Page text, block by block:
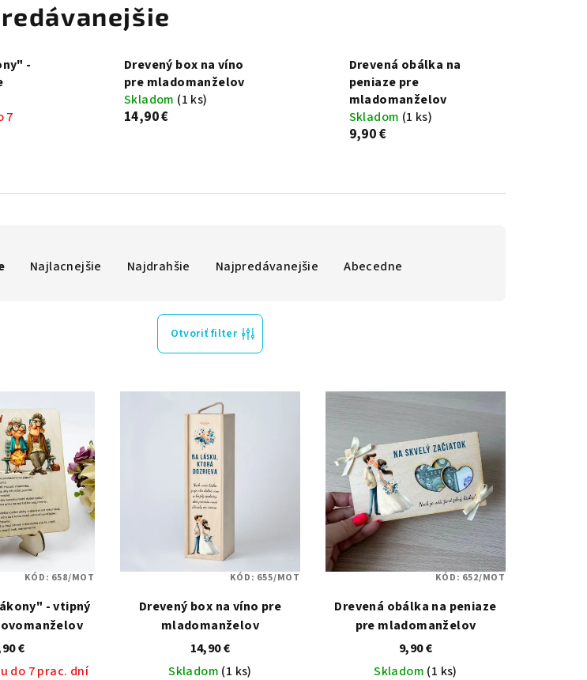
-
7
Drevený box na víno
pre mladomanželov
Skladom (1 ks)
14,90 €
Drevená obálka na
peniaze pre
mladomanželov
Skladom (1 ks)
9,90 €
Najlacnejšie Najdrahšie Najpredávanejšie Abecedne
Otvoriť filter
- vtipný
€
do 7 prac. dní
KÓD: 658/MOT
Drevený box na víno pre
mladomanželov
14,90 €
Skladom (1 ks)
KÓD: 655/MOT
Drevená obálka na peniaze
pre mladomanželov
9,90 €
Skladom (1 ks)
KÓD: 652/MOT